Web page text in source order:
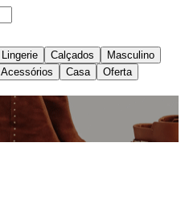
Lingerie Calçados
Masculino
Acessórios Casa Oferta